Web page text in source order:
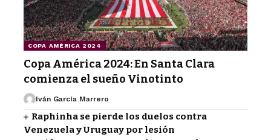
COPA AMÉRICA 2024
Copa América 2024: En Santa Clara
comienza el sueño Vinotinto
Iván García Marrero
Raphinha se pierde los duelos contra
Venezuela y Uruguay por lesión